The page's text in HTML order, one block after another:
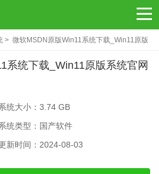
微软MSDN原版Win11系统下载_Win11原版
系统下载_Win11原版系统官网
统大小：3.74 GB
统类型：国产软件
新时间：2024-08-03